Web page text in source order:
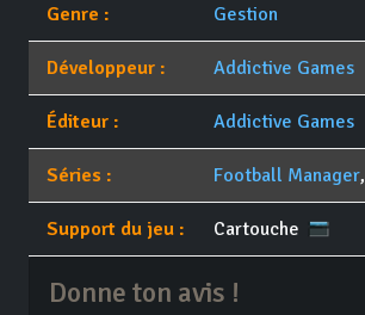
Genre : Gestion
Développeur : Addictive Games
Éditeur : Addictive Games
Séries : Football Manager,
Support du jeu : Cartouche
Donne ton avis !